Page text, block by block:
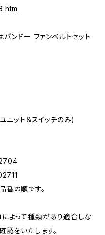
バンドー ファンベルトセット
ニット＆スイッチのみ)
の順です。
よって種類があり適合しな
認をいたします。